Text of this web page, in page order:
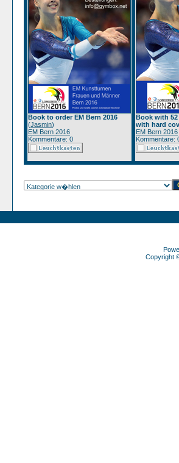
Book to order EM Bern 2016
(Jasmin)
EM Bern 2016
Kommentare: 0
Book with
with hard
EM Bern 2016
Kommentare:
Copyright